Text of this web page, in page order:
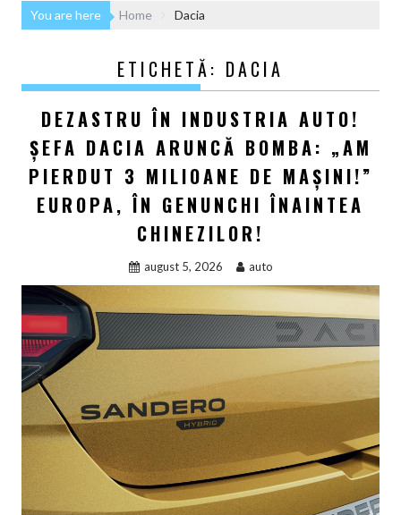
You are here Home Dacia
ETICHETĂ: DACIA
DEZASTRU ÎN INDUSTRIA AUTO!
ȘEFA DACIA ARUNCĂ BOMBA: „AM
PIERDUT 3 MILIOANE DE MAȘINI!”
EUROPA, ÎN GENUNCHI ÎNAINTEA
CHINEZILOR!
august 5, 2026 auto